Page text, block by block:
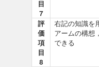
目
7
評
価
項
目
8
右記の知識を
アームの構想
できる